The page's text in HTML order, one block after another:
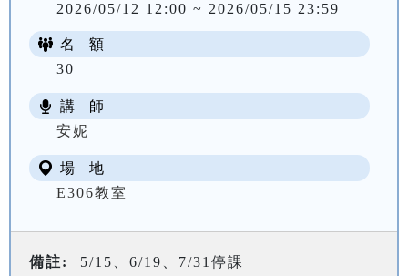
2026/05/12 12:00 ~ 2026/05/15 23:59
名 額
30
講 師
安妮
場 地
E306教室
備註: 5/15、6/19、7/31停課